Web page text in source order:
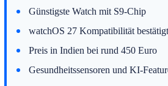
Günstigste Watch mit S9-Chip
watchOS 27 Kompatibilität bestätigt
Preis in Indien bei rund 450 Euro
Gesundheitssensoren und KI-